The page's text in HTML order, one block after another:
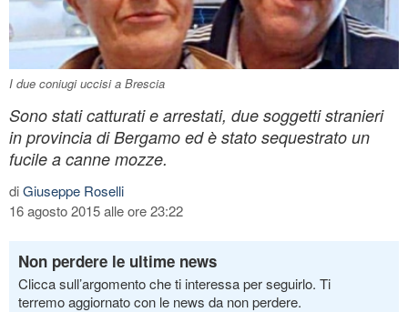
I due coniugi uccisi a Brescia
Sono stati catturati e arrestati, due soggetti stranieri
in provincia di Bergamo ed è stato sequestrato un
fucile a canne mozze.
diGiuseppe Roselli
16 agosto 2015 alle ore 23:22
Non perdere le ultime news
Clicca sull’argomento che ti interessa per seguirlo. Ti
terremo aggiornato con le news da non perdere.